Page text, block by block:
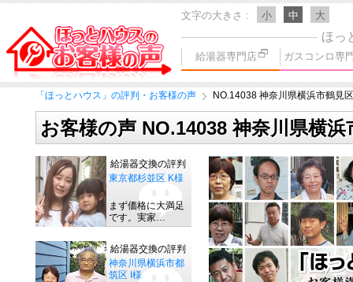
文字の大きさ 小 中 大
ほっ
給湯器専門店 ガスコンロ専
「ほっとハウス」の評判・お客様の声 NO.14038 神奈川県横浜市鶴見
お客様の声 NO.14038 神奈川県横浜
給湯器交換の評判
東京都杉並区 K様
まず価格に大満足
です。実家…
給湯器交換の評判
神奈川県横浜市都
筑区 I様